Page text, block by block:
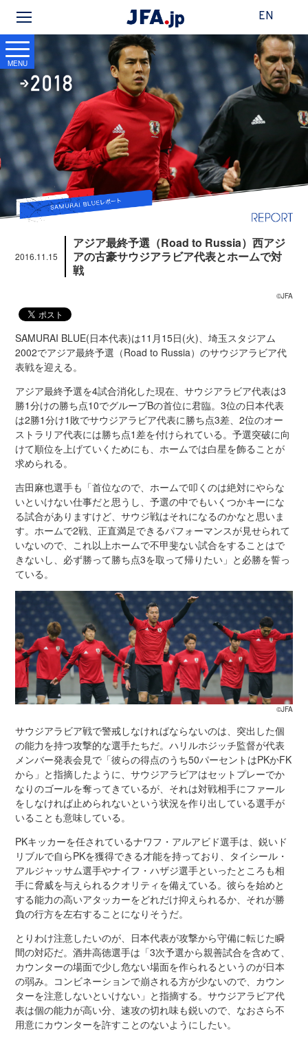
EN
MENU
2016.11.15
アジア最終予選（Road to Russia）西アジ
アの古豪サウジアラビア代表とホームで対
戦
©JFA
SAMURAI BLUE(日本代表)は11月15日(火)、埼玉スタジアム
2002でアジア最終予選（Road to Russia）のサウジアラビア代
表戦を迎える。
アジア最終予選を4試合消化した現在、サウジアラビア代表は3
勝1分けの勝ち点10でグループBの首位に君臨。3位の日本代表
は2勝1分け1敗でサウジアラビア代表に勝ち点3差、2位のオー
ストラリア代表には勝ち点1差を付けられている。予選突破に向
けて順位を上げていくためにも、ホームでは白星を飾ることが
求められる。
吉田麻也選手も「首位なので、ホームで叩くのは絶対にやらな
いといけない仕事だと思うし、予選の中でもいくつかキーにな
る試合がありますけど、サウジ戦はそれになるのかなと思いま
す。ホームで2戦、正直満足できるパフォーマンスが見せられて
いないので、これ以上ホームで不甲斐ない試合をすることはで
きないし、必ず勝って勝ち点3を取って帰りたい」と必勝を誓っ
ている。
©JFA
サウジアラビア戦で警戒しなければならないのは、突出した個
の能力を持つ攻撃的な選手たちだ。ハリルホジッチ監督が代表
メンバー発表会見で「彼らの得点のうち50パーセントはPKかFK
から」と指摘したように、サウジアラビアはセットプレーでか
なりのゴールを奪ってきているが、それは対戦相手にファール
をしなければ止められないという状況を作り出している選手が
いることも意味している。
PKキッカーを任されているナワフ・アルアビド選手は、鋭いド
リブルで自らPKを獲得できる才能を持っており、タイシール・
アルジャッサム選手やナイフ・ハザジ選手といったところも相
手に脅威を与えられるクオリティを備えている。彼らを始めと
する能力の高いアタッカーをどれだけ抑えられるか、それが勝
負の行方を左右することになりそうだ。
とりわけ注意したいのが、日本代表が攻撃から守備に転じた瞬
間の対応だ。酒井高徳選手は「3次予選から親善試合を含めて、
カウンターの場面で少し危ない場面を作られるというのが日本
の弱み。コンビネーションで崩される方が少ないので、カウン
ターを注意しないといけない」と指摘する。サウジアラビア代
表は個の能力が高い分、速攻の切れ味も鋭いので、なおさら不
用意にカウンターを許すことのないようにしたい。